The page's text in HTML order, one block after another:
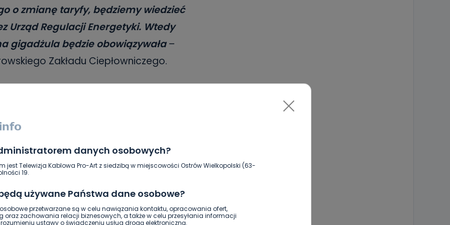
danych osobowych?
jest Telewizja Kablowa Pro-Art z siedzibą w miejscowości Ostrów Wielkopolski (63-
19.
używane Państwa dane osobowe?
przetwarzane są w celu nawiązania kontaktu, opracowania ofert,
oraz zachowania relacji biznesowych, a także w celu przesyłania informacji
ustawy o świadczeniu usług drogą elektroniczną.
o zmianę taryfy, będziemy wiedzieć
Urząd Regulacji Energetyki. Wtedy
gigadżula będzie obowiązywała–
Zakładu Ciepłowniczego.
tendencja na rynku energetycznym,
sezonu grzewczego wiele
że węgiel tanieje, gaz też na
przed sezonem? Trudno mi
węgla na wybrzeżu, także jego cena
jak w poprzednim roku… A jeśli chodzi
– dodaje Mariusz Bolach.
stało się ogrzewanie domów za